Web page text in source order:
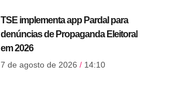
TSE implementa app Pardal para
denúncias de Propaganda Eleitoral
em 2026
7 de agosto de 2026 14:10